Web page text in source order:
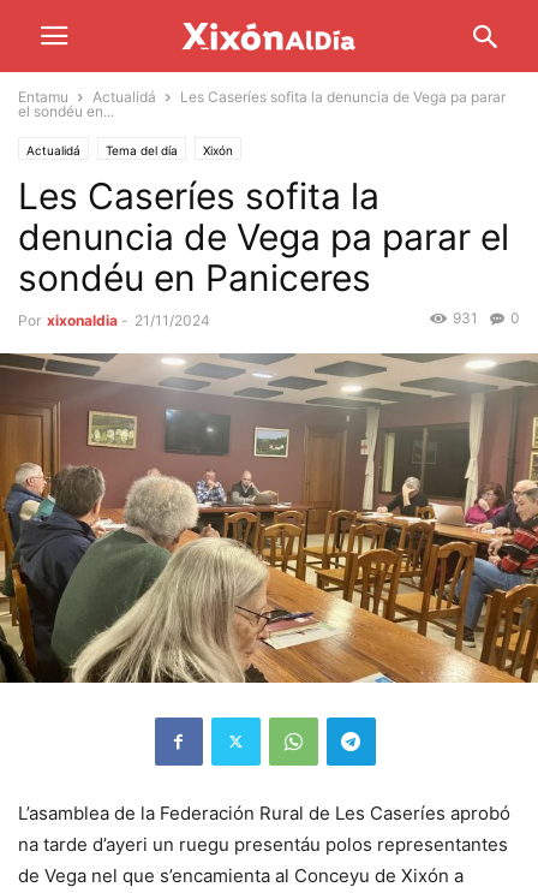
Entamu Actualidá
Les Caseríes sofita la denuncia de Vega pa parar
el sondéu en...
Actualidá Tema del día Xixón
Les Caseríes sofita la
denuncia de Vega pa parar el
sondéu en Paniceres
Por xixonaldia - 21/11/2024 0
931
L’asamblea de la Federación Rural de Les Caseríes aprobó
na tarde d’ayeri un ruegu presentáu polos representantes
de Vega nel que s’encamienta al Conceyu de Xixón a